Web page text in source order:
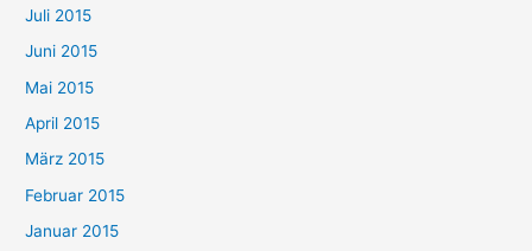
Juli 2015
Juni 2015
Mai 2015
April 2015
März 2015
Februar 2015
Januar 2015